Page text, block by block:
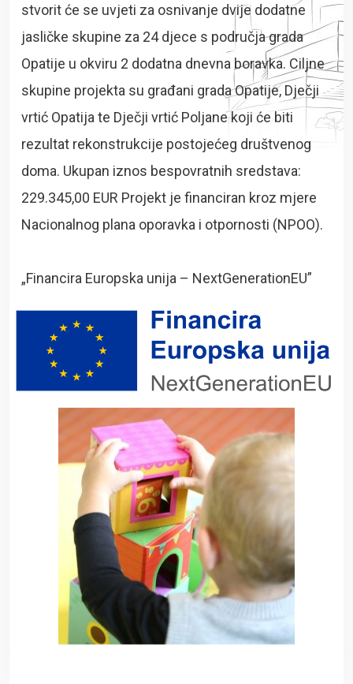
stvorit će se uvjeti za osnivanje dvije dodatne
jasličke skupine za 24 djece s područja grada
Opatije u okviru 2 dodatna dnevna boravka. Ciljne
skupine projekta su građani grada Opatije, Dječji
vrtić Opatija te Dječji vrtić Poljane koji će biti
rezultat rekonstrukcije postojećeg društvenog
doma. Ukupan iznos bespovratnih sredstava:
229.345,00 EUR Projekt je financiran kroz mjere
Nacionalnog plana oporavka i otpornosti (NPOO).
„Financira Europska unija – NextGenerationEU”